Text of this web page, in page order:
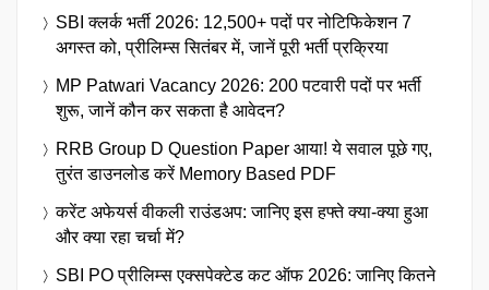
SBI क्लर्क भर्ती 2026: 12,500+ पदों पर नोटिफिकेशन 7
अगस्त को, प्रीलिम्स सितंबर में, जानें पूरी भर्ती प्रक्रिया
MP Patwari Vacancy 2026: 200 पटवारी पदों पर भर्ती
शुरू, जानें कौन कर सकता है आवेदन?
RRB Group D Question Paper आया! ये सवाल पूछे गए,
तुरंत डाउनलोड करें Memory Based PDF
करेंट अफेयर्स वीकली राउंडअप: जानिए इस हफ्ते क्या-क्या हुआ
और क्या रहा चर्चा में?
SBI PO प्रीलिम्स एक्सपेक्टेड कट ऑफ 2026: जानिए कितने